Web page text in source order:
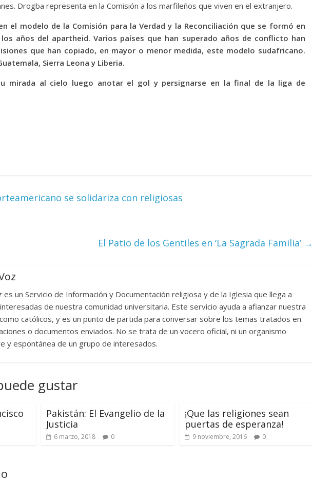
Drogba representa en la Comisión a los marfileños que viven en el extranjero.
el modelo de la Comisión para la Verdad y la Reconciliación que se formó en
años del apartheid. Varios países que han superado años de conflicto han
que han copiado, en mayor o menor medida, este modelo sudafricano.
Sierra Leona y Liberia.
mirada al cielo luego anotar el gol y persignarse en la final de la liga de
se solidariza con religiosas
El Patio de los Gentiles en ‘La Sagrada Familia’ →
es un Servicio de Información y Documentación religiosa y de la Iglesia que llega a
de nuestra comunidad universitaria. Este servicio ayuda a afianzar nuestra
católicos, y es un punto de partida para conversar sobre los temas tratados en
o documentos enviados. No se trata de un vocero oficial, ni un organismo
y espontánea de un grupo de interesados.
gustar
Pakistán: El Evangelio de la
Justicia
6 marzo, 2018 0
¡Que las religiones sean
puertas de esperanza!
9 noviembre, 2016 0